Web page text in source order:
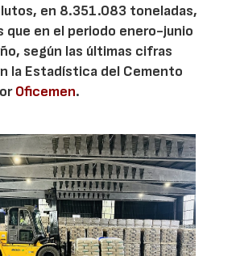
en 8.351.083 toneladas,
que en el periodo enero-junio
según las últimas cifras
la Estadística del Cemento
Oficemen.